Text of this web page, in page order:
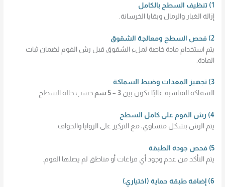
1) تنظيف السطح بالكامل
إزالة الغبار والرمال وبقايا الخرسانة.
2) فحص السطح ومعالجة الشقوق
يتم استخدام مادة خاصة لملء الشقوق قبل رش الفوم لضمان ثبات
المادة.
3) تجهيز المعدات وضبط السماكة
السماكة المناسبة غالبًا تكون بين3 – 5 سم حسب حالة السطح.
4) رش الفوم على كامل السطح
يتم الرش بشكل متساوي، مع التركيز على الزوايا والحواف.
5) فحص جودة الطبقة
يتم التأكد من عدم وجود أي فراغات أو مناطق لم يصلها الفوم.
6) إضافة طبقة حماية (اختياري)